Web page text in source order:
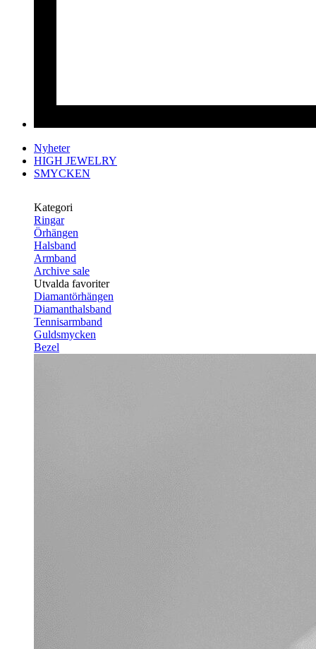
Nyheter
HIGH JEWELRY
SMYCKEN
Kategori
Ringar
Örhängen
Halsband
Armband
Archive sale
Utvalda favoriter
Diamantörhängen
Diamanthalsband
Tennisarmband
Guldsmycken
Bezel